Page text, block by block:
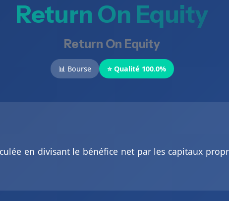
Return On Equity
Return On Equity
📊 Bourse ⭐ Qualité 100.0%
en divisant le bénéfice net par les capitaux